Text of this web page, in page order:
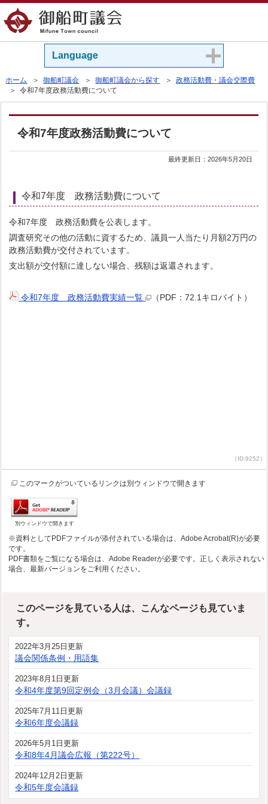
Language
ホーム ＞御船町議会 ＞御船町議会から探す ＞政務活動費・議会交際費
＞ 令和7年度政務活動費について
令和7年度政務活動費について
最終更新日：2026年5月20日
令和7年度 政務活動費について
令和7年度 政務活動費を公表します。
調査研究その他の活動に資するため、議員一人当たり月額2万円の
政務活動費が交付されています。
支出額が交付額に達しない場合、残額は返還されます。
令和7年度 政務活動費実績一覧 （PDF：72.1キロバイト）
（ID:9252）
このマークがついているリンクは別ウィンドウで開きます
別ウィンドウで開きます
※資料としてPDFファイルが添付されている場合は、Adobe Acrobat(R)が必要
です。
PDF書類をご覧になる場合は、Adobe Readerが必要です。正しく表示されない
場合、最新バージョンをご利用ください。
このページを見ている人は、こんなページも見ていま
す。
2022年3月25日更新
議会関係条例・用語集
2023年8月1日更新
令和4年度第9回定例会（3月会議）会議録
2025年7月11日更新
令和6年度会議録
2026年5月1日更新
令和8年4月議会広報（第222号）
2024年12月2日更新
令和5年度会議録